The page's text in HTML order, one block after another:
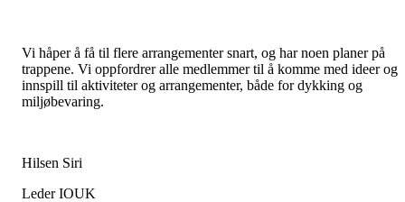
Vi håper å få til flere arrangementer snart, og har noen planer på
trappene. Vi oppfordrer alle medlemmer til å komme med ideer og
innspill til aktiviteter og arrangementer, både for dykking og
miljøbevaring.
Hilsen Siri
Leder IOUK